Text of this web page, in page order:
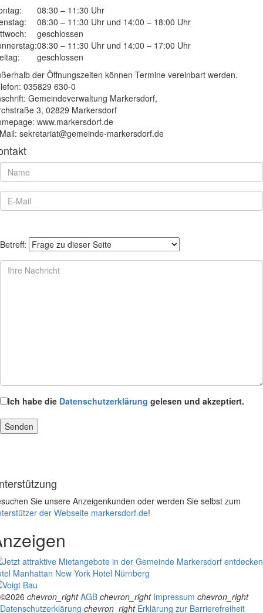
08:30 – 11:30 Uhr
08:30 – 11:30 Uhr und 14:00 – 18:00 Uhr
geschlossen
08:30 – 11:30 Uhr und 14:00 – 17:00 Uhr
geschlossen
der Öffnungszeiten können Termine vereinbart werden.
035829 630-0
Gemeindeverwaltung Markersdorf,
3, 02829 Markersdorf
www.markersdorf.de
sekretariat@gemeinde-markersdorf.de
Betreff:
Ich habe die Datenschutzerklärung gelesen und akzeptiert.
Sie unsere Anzeigenkunden oder werden Sie selbst zum
der Webseite markersdorf.de!
Manhattan New York Hotel Nürnberg
©2026 chevron_right AGB chevron_right Impressum chevron_right
Datenschutzerklärung chevron_right Erklärung zur Barrierefreiheit